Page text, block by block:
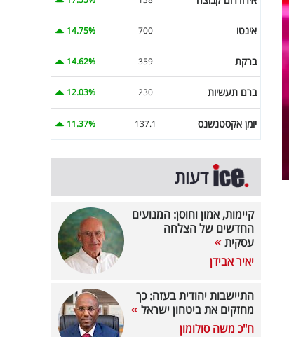
אינטו 700
14.75%
ברקת 359
14.62%
ברם תעשיות 230
12.03%
יומן אקסטנשנס 137.1
11.37%
דעות
קיימות, אמון וחוסן: המנועים
החדשים של הצלחה
עסקית
יאיר אבידן
התיישבות יהודית בעזה: כך
מחזקים את ביטחון ישראל
ח"כ משה סולומון